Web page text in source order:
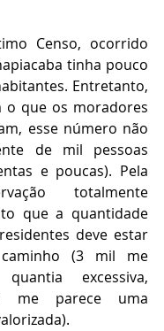
Censo, ocorrido
tinha pouco
Entretanto,
o que os moradores
esse número não
de mil pessoas
e poucas). Pela
totalmente
que a quantidade
deve estar
(3 mil me
excessiva,
me parece uma